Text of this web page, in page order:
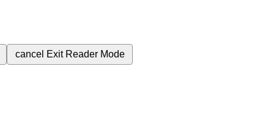
cancel Exit Reader Mode